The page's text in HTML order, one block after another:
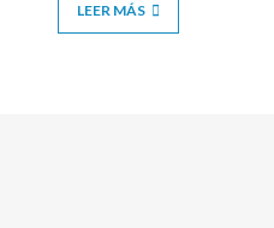
LEER MÁS